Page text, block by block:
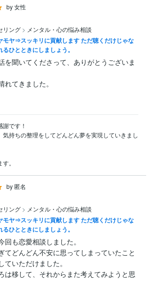
by 女性
リング > メンタル・心の悩み相談
モヤ⇒スッキリに貢献します ただ聴くだけじゃな
ひとときにしましょう。
を聞いてくださって、ありがとうございま
てきました。
謝です！
気持ちの整理をしてどんどん夢を実現していきまし
。
by 匿名
リング > メンタル・心の悩み相談
モヤ⇒スッキリに貢献します ただ聴くだけじゃな
ひとときにしましょう。
回も恋愛相談しました。
てどんどん不安に思ってしまっていたこと
ていただけました。
は移して、それからまた考えてみようと思